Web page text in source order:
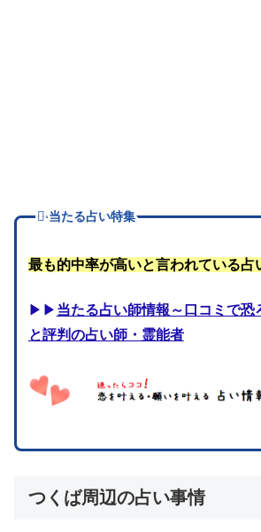
当たる占い特集
最も的中率が高いと言われている占
▶▶ 当たる占い師情報～口コミで恐
と評判の占い師・霊能者
つくば周辺の占い事情